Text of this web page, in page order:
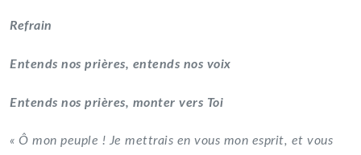
Refrain
Entends nos prières, entends nos voix
Entends nos prières, monter vers Toi
« Ô mon peuple ! Je mettrais en vous mon esprit, et vous